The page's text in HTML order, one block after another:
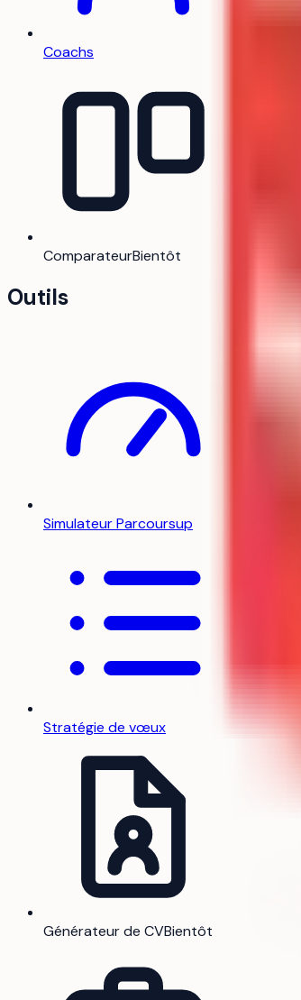
Coachs
ComparateurBientôt
Outils
Simulateur Parcoursup
Stratégie de vœux
Générateur de CVBientôt